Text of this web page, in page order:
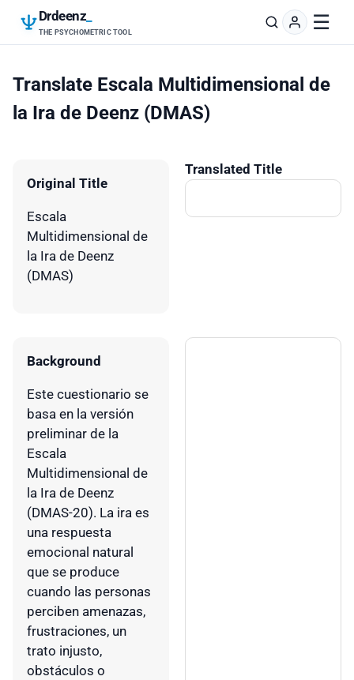
Drdeenz
THE PSYCHOMETRIC TOOL ☰
Translate Escala Multidimensional de
la Ira de Deenz (DMAS)
Original Title
Escala
Multidimensional de
la Ira de Deenz
(DMAS)
Translated Title
Background
Este cuestionario se
basa en la versión
preliminar de la
Escala
Multidimensional de
la Ira de Deenz
(DMAS-20). La ira es
una respuesta
emocional natural
que se produce
cuando las personas
perciben amenazas,
frustraciones, un
trato injusto,
obstáculos o